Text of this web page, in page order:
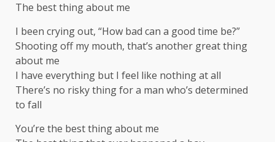
The best thing about me
I been crying out, “How bad can a good time be?”
Shooting off my mouth, that’s another great thing
about me
I have everything but I feel like nothing at all
There’s no risky thing for a man who’s determined
to fall
You’re the best thing about me